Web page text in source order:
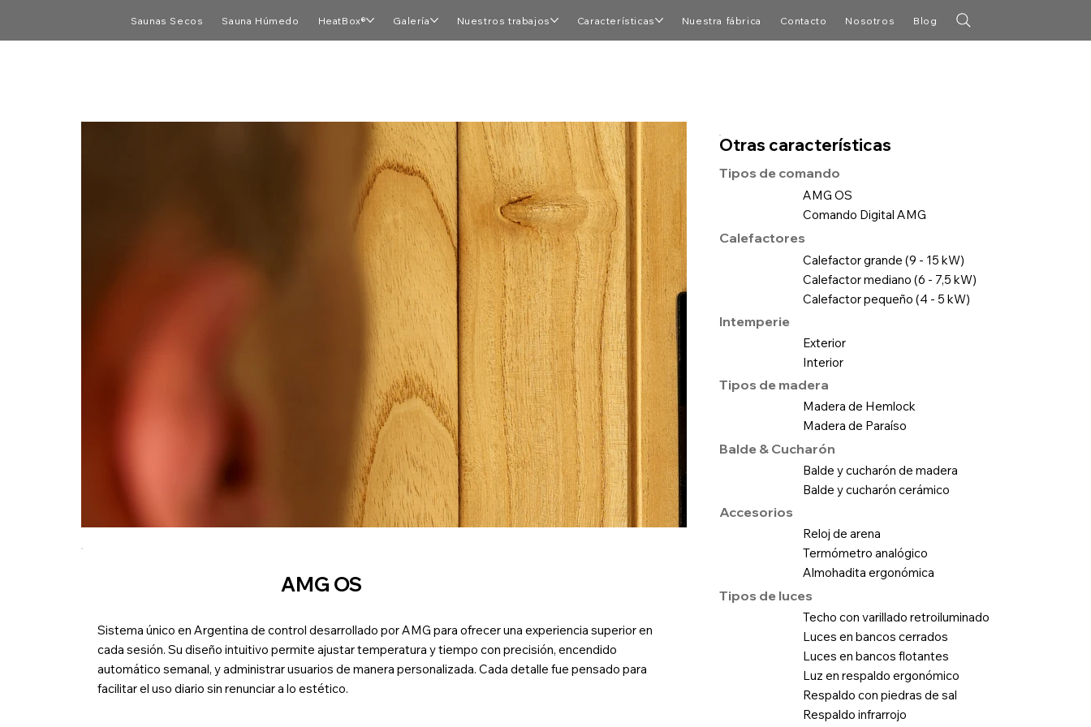
Saunas Secos Sauna Húmedo HeatBox® Galería Nuestros trabajos Características Nuestra fábrica Contacto Nosotros Blog
AMG OS
Sistema único en Argentina de control desarrollado por AMG para ofrecer una experiencia superior en
cada sesión. Su diseño intuitivo permite ajustar temperatura y tiempo con precisión, encendido
automático semanal, y administrar usuarios de manera personalizada. Cada detalle fue pensado para
facilitar el uso diario sin renunciar a lo estético.
Otras características
Tipos de comando
AMG OS
Comando Digital AMG
Calefactores
Calefactor grande (9 - 15 kW)
Calefactor mediano (6 - 7,5 kW)
Calefactor pequeño (4 - 5 kW)
Intemperie
Exterior
Interior
Tipos de madera
Madera de Hemlock
Madera de Paraíso
Balde & Cucharón
Balde y cucharón de madera
Balde y cucharón cerámico
Accesorios
Reloj de arena
Termómetro analógico
Almohadita ergonómica
Tipos de luces
Techo con varillado retroiluminado
Luces en bancos cerrados
Luces en bancos flotantes
Luz en respaldo ergonómico
Respaldo con piedras de sal
Respaldo infrarrojo